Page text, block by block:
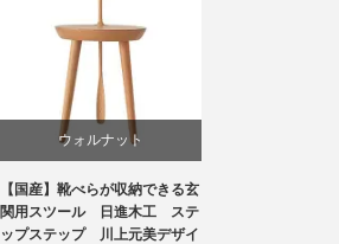
ボーエ・モーエンセン
ウォルナット
スツール
【国産】靴べらが収納できる玄
関用スツール 日進木工 ステ
ップステップ 川上元美デザイ